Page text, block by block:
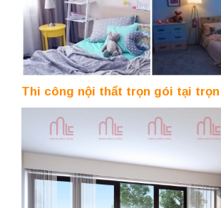
Thi công nội thẩt trọn gói tại